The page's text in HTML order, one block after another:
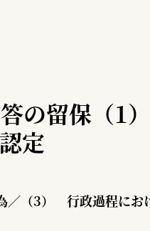
の留保（1）
定
（3） 行政過程にお